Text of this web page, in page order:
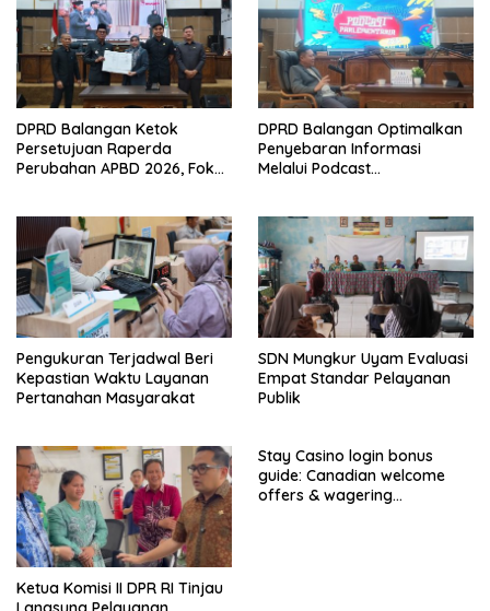
DPRD Balangan Ketok
Persetujuan Raperda
Perubahan APBD 2026, Fokus
DPRD Balangan Optimalkan
Penyebaran Informasi
Melalui Podcast
Pengukuran Terjadwal Beri
Kepastian Waktu Layanan
Pertanahan Masyarakat
SDN Mungkur Uyam Evaluasi
Empat Standar Pelayanan
Publik
Ketua Komisi II DPR RI Tinjau
Stay Casino login bonus
guide: Canadian welcome
offers & wagering